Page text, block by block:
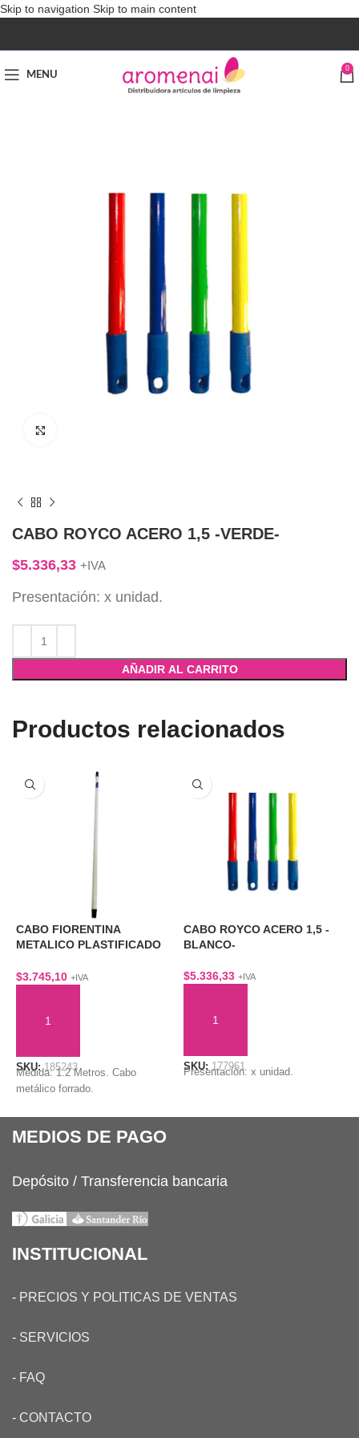
Skip to navigation Skip to main content
MENU
0
CABO ROYCO ACERO 1,5 -VERDE-
$5.336,33 +IVA
Presentación: x unidad.
AÑADIR AL CARRITO
Productos relacionados
CABO FIORENTINA
METALICO PLASTIFICADO
$3.745,10 +IVA
SKU:185243
Medida: 1.2 Metros. Cabo
metálico forrado.
CABO ROYCO ACERO 1,5 -
BLANCO-
$5.336,33 +IVA
SKU: 177961
Presentación: x unidad.
MEDIOS DE PAGO
Depósito / Transferencia bancaria
INSTITUCIONAL
- PRECIOS Y POLITICAS DE VENTAS
- SERVICIOS
- FAQ
- CONTACTO